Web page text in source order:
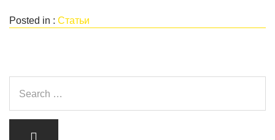
Posted in : Статьи